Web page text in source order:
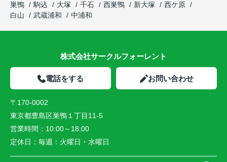
巣鴨
駒込 大塚 千石 西巣鴨 新大塚
西ケ原
白山
武蔵浦和 中浦和
株式会社サークルフォーレント
電話をする お問い合わせ
〒170-0002
東京都豊島区巣鴨１丁目11-5
営業時間： 10:00～18:00
定休日： 毎週：火曜日・水曜日